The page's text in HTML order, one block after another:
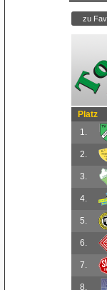
Platz
1.
2.
3.
4.
5.
6.
7.
8.